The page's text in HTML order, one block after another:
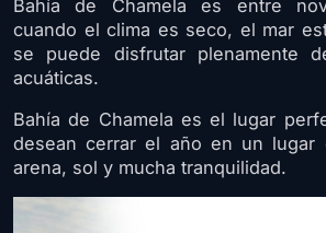
Bahía de Chamela es entre
cuando el clima es seco, el mar
se puede disfrutar plenamente
acuáticas.
Bahía de Chamela es el lugar
desean cerrar el año en un lugar
arena, sol y mucha tranquilidad.